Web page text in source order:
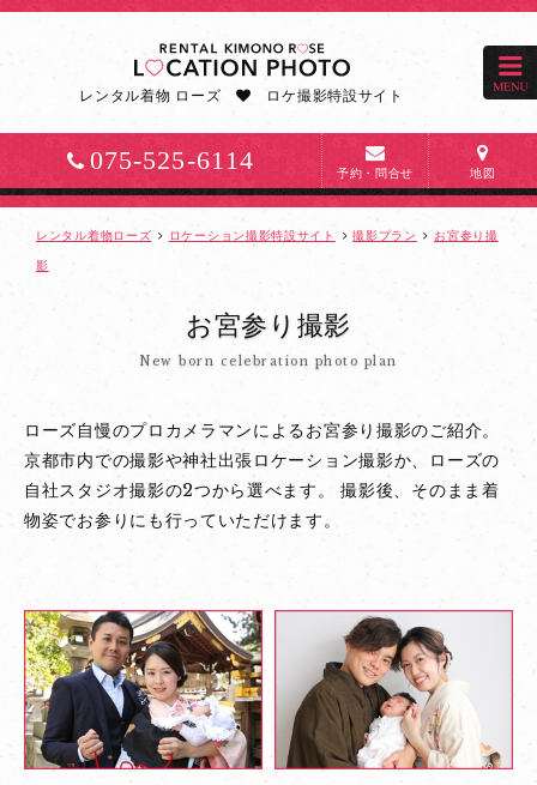
り
レンタル着物 ローズ ロケ撮影特設サイト
075-525-6114 予約・問合せ 地図
レンタル着物ローズ ロケーション撮影特設サイト 撮影プラン
お宮参り撮
影
お宮参り撮影
New born celebration photo plan
ローズ自慢のプロカメラマンによるお宮参り撮影のご紹介。
京都市内での撮影や神社出張ロケーション撮影か、ローズの
自社スタジオ撮影の2つから選べます。
撮影後、そのまま着
物姿でお参りにも行っていただけます。